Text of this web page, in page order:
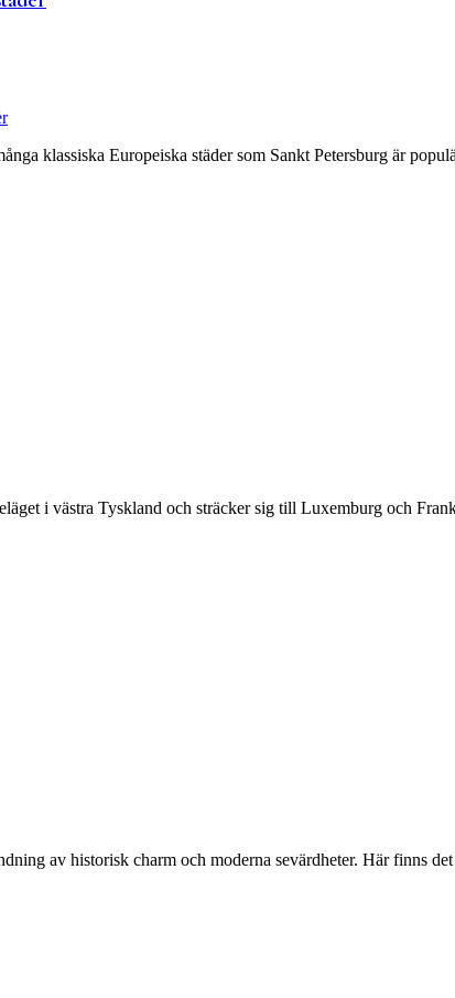
klassiska Europeiska städer som Sankt Petersburg är
i västra Tyskland och sträcker sig till Luxemburg och
av historisk charm och moderna sevärdheter. Här finns